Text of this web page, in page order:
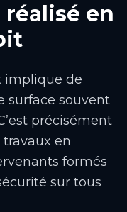
en
implique de
surface souvent
précisément
en
formés
sur tous